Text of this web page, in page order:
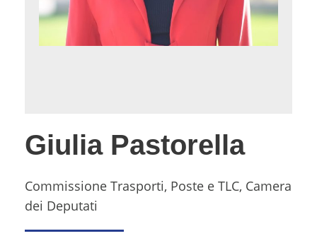
Giulia Pastorella
Commissione Trasporti, Poste e TLC, Camera
dei Deputati